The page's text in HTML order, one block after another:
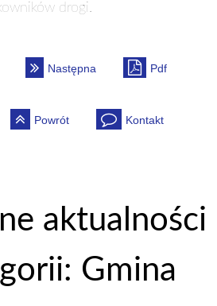
drogi.
Następna Pdf
Powrót Kontakt
aktualności
Gmina